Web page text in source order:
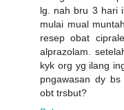
lg. nah bru 3 hari
mulai mual
resep obat
alprazolam.
kyk org yg ilang
pngawasan dy
obt trsbut?